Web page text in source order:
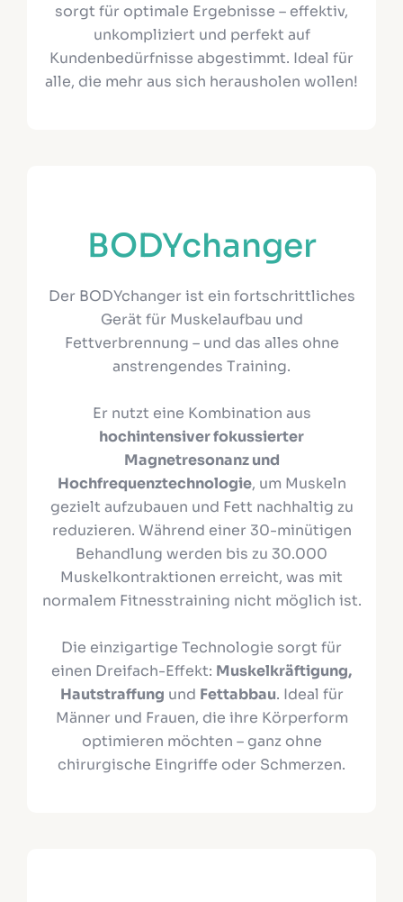
sorgt für optimale Ergebnisse – effektiv,
unkompliziert und perfekt auf
Kundenbedürfnisse abgestimmt. Ideal für
alle, die mehr aus sich herausholen wollen!
BODYchanger
Der BODYchanger ist ein fortschrittliches
Gerät für Muskelaufbau und
Fettverbrennung – und das alles ohne
anstrengendes Training.
Er nutzt eine Kombination aus
hochintensiver fokussierter
Magnetresonanz und
Hochfrequenztechnologie, um Muskeln
gezielt aufzubauen und Fett nachhaltig zu
reduzieren. Während einer 30-minütigen
Behandlung werden bis zu 30.000
Muskelkontraktionen erreicht, was mit
normalem Fitnesstraining nicht möglich ist.
Die einzigartige Technologie sorgt für
einen Dreifach-Effekt: Muskelkräftigung,
Hautstraffung und Fettabbau. Ideal für
Männer und Frauen, die ihre Körperform
optimieren möchten – ganz ohne
chirurgische Eingriffe oder Schmerzen.